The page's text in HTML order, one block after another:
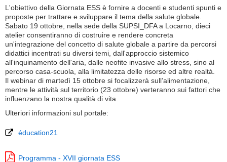
L'obiettivo della Giornata ESS è fornire a docenti e studenti spunti e
proposte per trattare e sviluppare il tema della salute globale.
Sabato 19 ottobre, nella sede della SUPSI_DFA a Locarno, dieci
atelier consentiranno di costruire e rendere concreta
un'integrazione del concetto di salute globale a partire da percorsi
didattici incentrati su diversi temi, dall'approccio sistemico
all'inquinamento dell'aria, dalle neofite invasive allo stress, sino al
percorso casa-scuola, alla limitatezza delle risorse ed altre realtà.
Il webinar di martedì 15 ottobre si focalizzerà sull’alimentazione,
mentre le attività sul territorio (23 ottobre) verteranno sui fattori che
influenzano la nostra qualità di vita.
Ulteriori informazioni sul portale:
éducation21
Programma - XVII giornata ESS